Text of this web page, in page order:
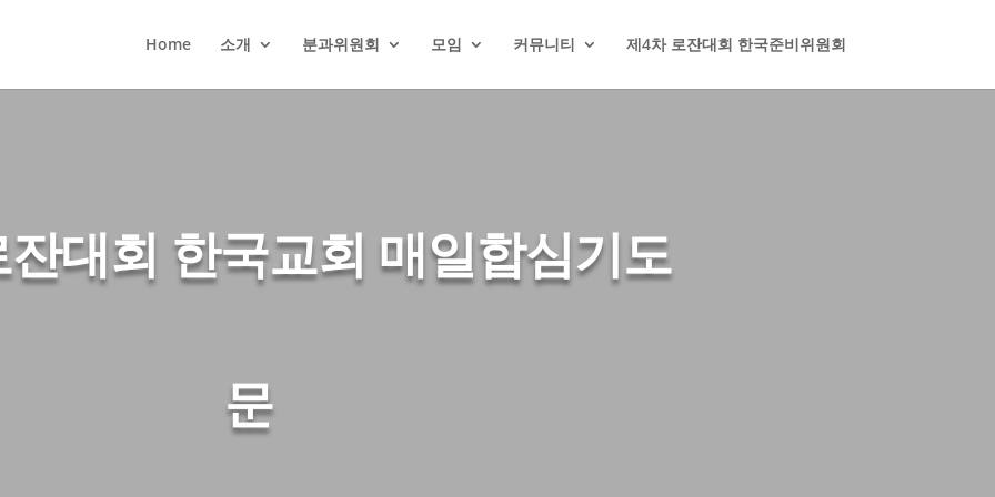
Home 소개 분과위원회 모임 커뮤니티 제4차 로잔대회 한국준비위원회
대회 한국교회 매일합심기도
문